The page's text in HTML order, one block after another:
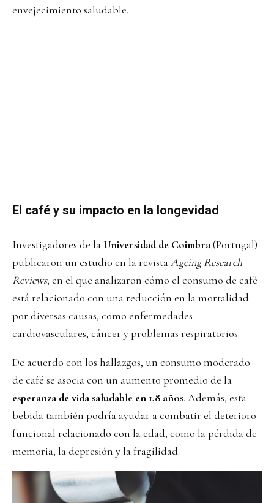
envejecimiento saludable.
El café y su impacto en la longevidad
Investigadores de la Universidad de Coimbra(Portugal)
publicaron un estudio en la revistaAgeing Research
Reviews, en el que analizaron cómo el consumo de café
está relacionado con una reducción en la mortalidad
por diversas causas, como enfermedades
cardiovasculares, cáncer y problemas respiratorios.
De acuerdo con los hallazgos, un consumo moderado
de café se asocia con un aumento promedio de la
esperanza de vida saludable en 1,8 años. Además, esta
bebida también podría ayudar a combatir el deterioro
funcional relacionado con la edad, como la pérdida de
memoria, la depresión y la fragilidad.